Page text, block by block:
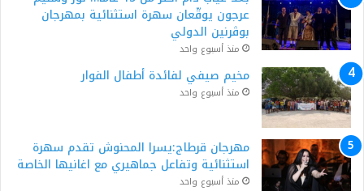
عرجون يوقّعان سهرة استثنائية بمهرجان
بوڨرنين الدولي
منذ أسبوع واحد
مخيم صيفي لفائدة أطفال الفوار
منذ أسبوع واحد
مهرجان قرطاج:يسرا المحنوش تقدم سهرة
استثنائية وتفاعل جماهيري مع اغانيها الخاصة
منذ أسبوع واحد